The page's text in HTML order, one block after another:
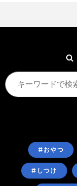
#おやつ
#しつけ